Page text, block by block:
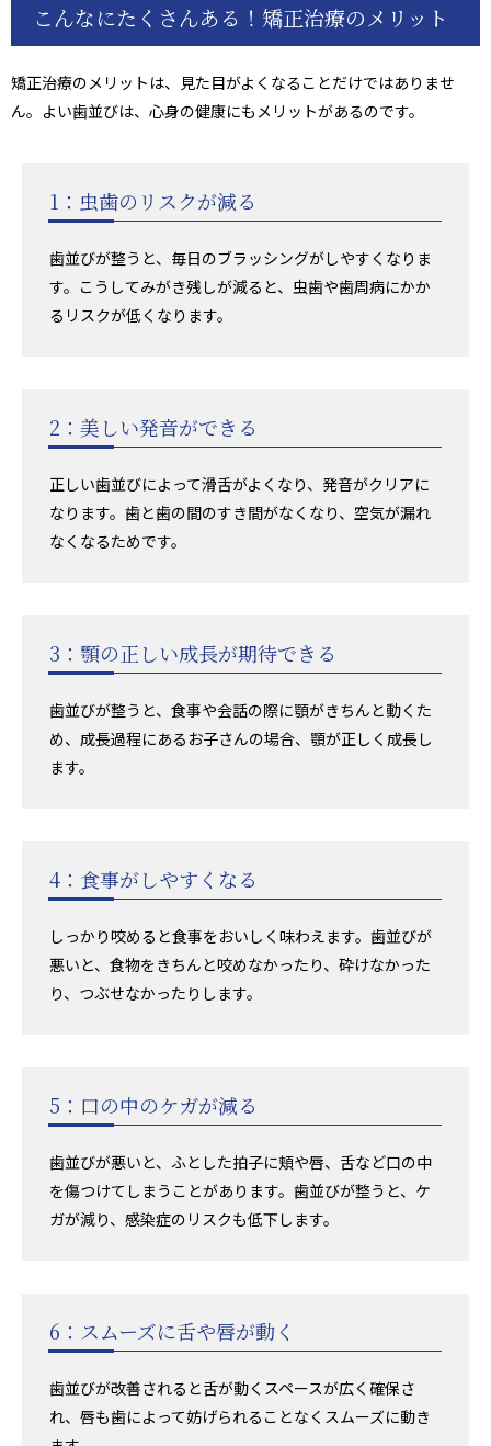
こんなにたくさんある！矯正治療のメリット
矯正治療のメリットは、見た目がよくなることだけではありませ
ん。よい歯並びは、心身の健康にもメリットがあるのです。
1：虫歯のリスクが減る
歯並びが整うと、毎日のブラッシングがしやすくなりま
す。こうしてみがき残しが減ると、虫歯や歯周病にかか
るリスクが低くなります。
2：美しい発音ができる
正しい歯並びによって滑舌がよくなり、発音がクリアに
なります。歯と歯の間のすき間がなくなり、空気が漏れ
なくなるためです。
3：顎の正しい成長が期待できる
歯並びが整うと、食事や会話の際に顎がきちんと動くた
め、成長過程にあるお子さんの場合、顎が正しく成長し
ます。
4：食事がしやすくなる
しっかり咬めると食事をおいしく味わえます。歯並びが
悪いと、食物をきちんと咬めなかったり、砕けなかった
り、つぶせなかったりします。
5：口の中のケガが減る
歯並びが悪いと、ふとした拍子に頬や唇、舌など口の中
を傷つけてしまうことがあります。歯並びが整うと、ケ
ガが減り、感染症のリスクも低下します。
6：スムーズに舌や唇が動く
歯並びが改善されると舌が動くスペースが広く確保さ
れ、唇も歯によって妨げられることなくスムーズに動き